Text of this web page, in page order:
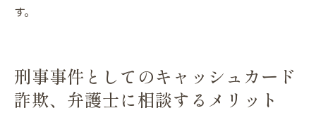
す。
刑事事件としてのキャッシュカード
詐欺、弁護士に相談するメリット